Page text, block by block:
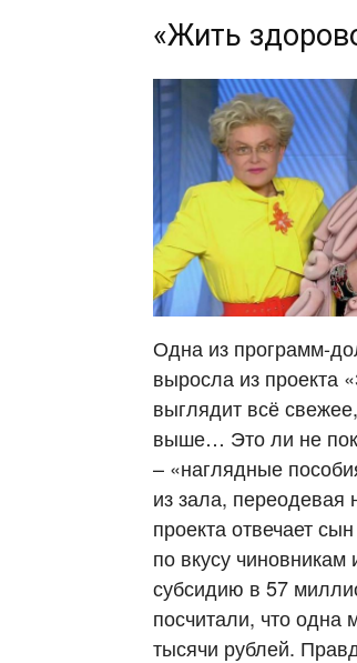
«Жить
Одна из программ-
выросла из
выглядит всё
выше… Это ли не
– «наглядные
из зала, переодевая
проекта отвечает
по вкусу чиновникам
субсидию в 57
посчитали, что одна
тысячи рублей.